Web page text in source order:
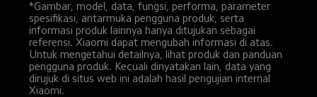
*Gambar, model, data, fungsi, performa, parameter
spesifikasi, antarmuka pengguna produk, serta
informasi produk lainnya hanya ditujukan sebagai
referensi. Xiaomi dapat mengubah informasi di atas.
Untuk mengetahui detailnya, lihat produk dan panduan
pengguna produk. Kecuali dinyatakan lain, data yang
dirujuk di situs web ini adalah hasil pengujian internal
Xiaomi.